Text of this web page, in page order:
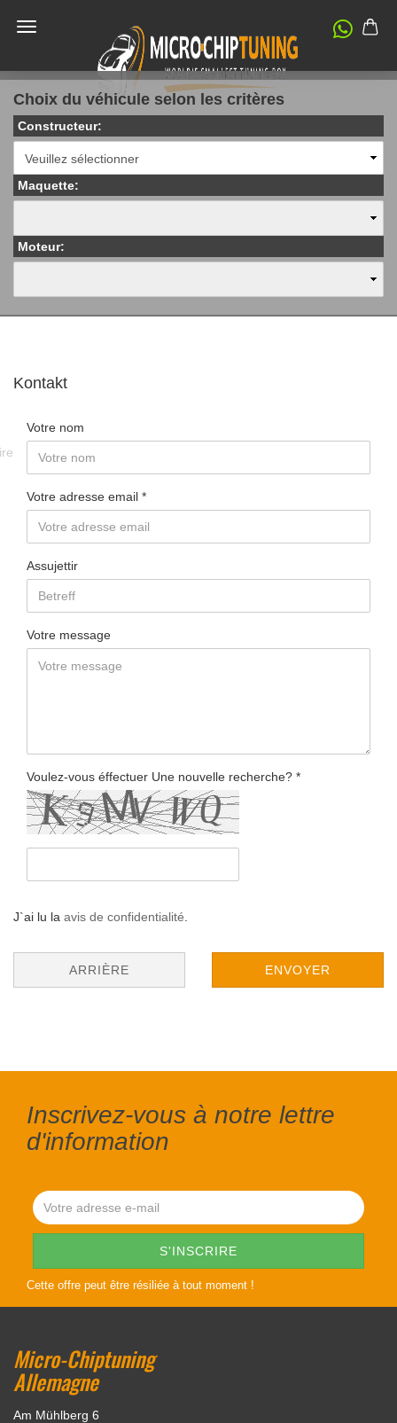
Choix du véhicule selon les critères
Constructeur:
Maquette:
Moteur:
Kontakt
Votre nom
Votre adresse email
Assujettir
Votre message
Voulez-vous éffectuer Une nouvelle recherche?
J`ai lu la avis de confidentialité
ARRIÈRE ENVOYER
Inscrivez-vous à notre lettre
d'information
Cette offre peut être résiliée à tout moment !
Micro-Chiptuning
Allemagne
Am Mühlberg 6